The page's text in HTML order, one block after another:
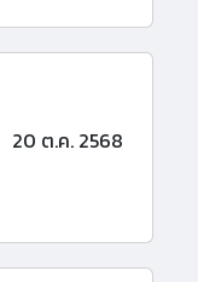
20 ต.ค. 2568